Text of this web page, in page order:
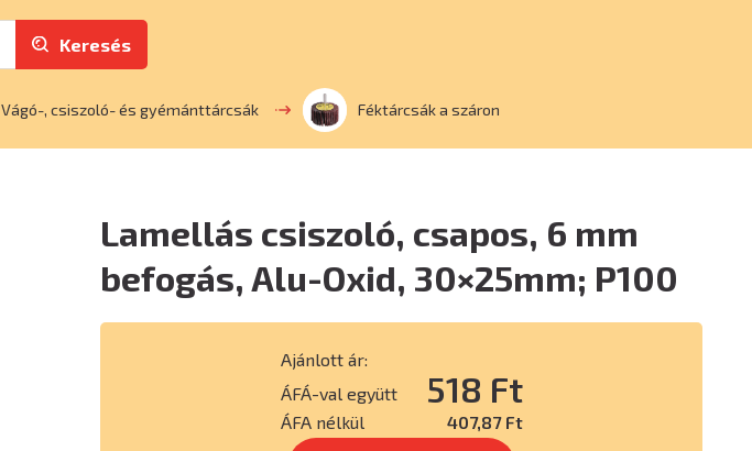
Keresés
Vágó-, csiszoló- és gyémánttárcsák Féktárcsák a száron
Lamellás csiszoló, csapos, 6 mm
befogás, Alu-Oxid, 30×25mm; P100
Ajánlott ár:
ÁFÁ-val együtt
518 Ft
ÁFA nélkül 407,87 Ft